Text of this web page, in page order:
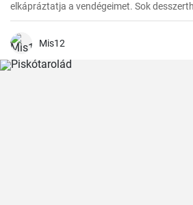
elkápráztatja a vendégeimet. Sok
tökéletes kísérő, de gyümölcstortákhoz is
Mis12